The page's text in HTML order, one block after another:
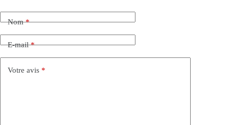
Nom*
E-mail*
Votre avis *